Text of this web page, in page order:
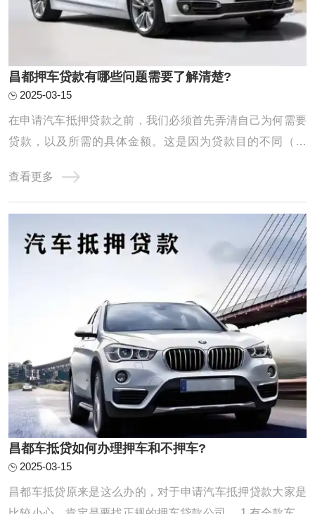
昌都押车贷款有哪些问题需要了解清楚?
2025-03-15
在申请汽车抵押贷款之前，我们必须首先弄清自己为何需要
贷款，以及所需的具体金额。这是因为贷款目的不同（例
能力。同时，对自身未来收入、日常开支以及潜在风险进行
全面评估也至关重要。唯有在充分了解自己的还款能力的基
查看更多
昌都车抵贷如何办理押车和不押车?
2025-03-15
昌都车抵贷原来是这么办的，对于申请汽车抵押贷款大家是